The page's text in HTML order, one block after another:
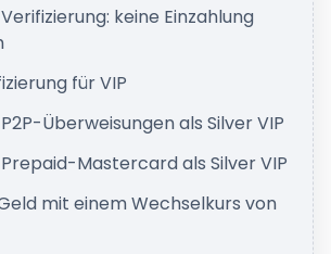
keine Einzahlung
für VIP
Überweisungen als Silver VIP
Mastercard als Silver VIP
mit einem Wechselkurs von